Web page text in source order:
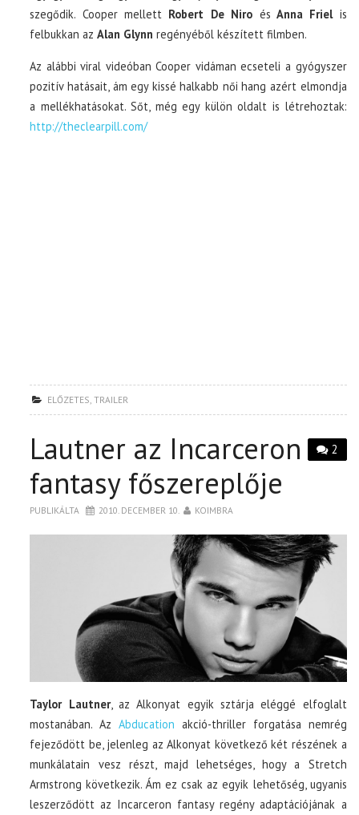
szegődik. Cooper mellett Robert De Niro és Anna Frielis
felbukkan azAlan Glynnregényéből készített filmben.
Az alábbi viral videóban Cooper vidáman ecseteli a gyógyszer
pozitív hatásait, ám egy kissé halkabb női hang azért elmondja
a mellékhatásokat. Sőt, még egy külön oldalt is létrehoztak:
http://theclearpill.com/
ELŐZETES,TRAILER
2
Lautner az Incarceron
fantasy főszereplője
PUBLIKÁLTA 2010. DECEMBER 10. KOIMBRA
Taylor Lautner, az Alkonyat egyik sztárja eléggé elfoglalt
mostanában. AzAbducation akció-thriller forgatása nemrég
fejeződött be, jelenleg az Alkonyat következő két részének a
munkálatain vesz részt, majd lehetséges, hogy a Stretch
Armstrong következik. Ám ez csak az egyik lehetőség, ugyanis
leszerződött az Incarceron fantasy regény adaptációjának a